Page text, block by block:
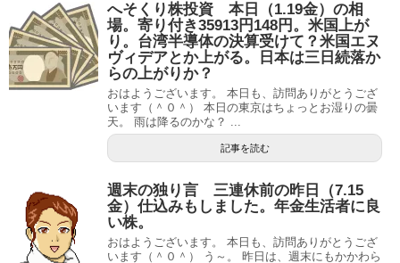
へそくり株投資 本日（1.19金）の相
場。寄り付き35913円148円。米国上が
り。台湾半導体の決算受けて？米国エヌ
ヴィデアとか上がる。日本は三日続落か
らの上がりか？
おはようございます。 本日も、訪問ありがとうござ
います（＾０＾） 本日の東京はちょっとお湿りの曇
天。 雨は降るのかな？ ...
記事を読む
週末の独り言 三連休前の昨日（7.15
金）仕込みもしました。年金生活者に良
い株。
おはようございます。 本日も、訪問ありがとうござ
います（＾０＾） う～。 昨日は、週末にもかかわら